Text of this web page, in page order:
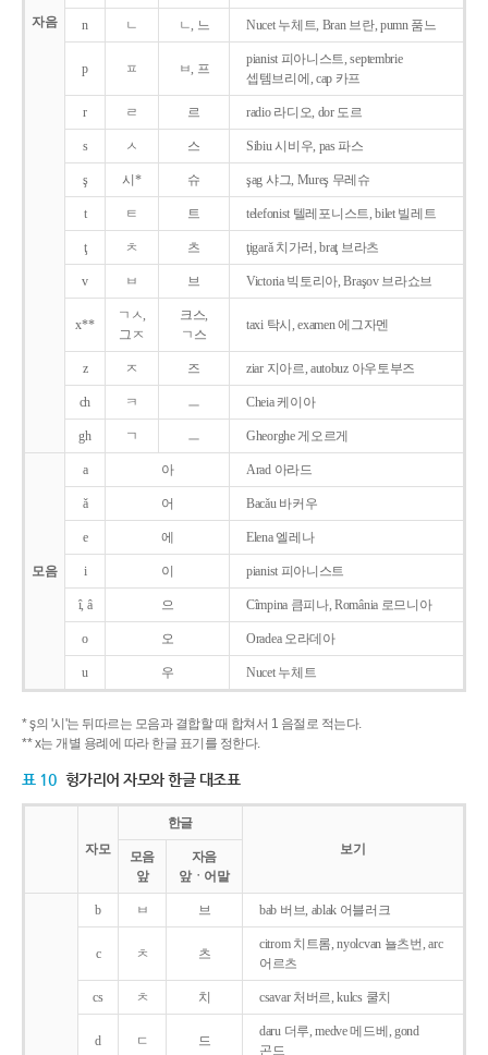
자음 n ㄴ ㄴ, 느 Nucet 누체트, Bran 브란, pumn 품느
p ㅍ ㅂ, 프
pianist 피아니스트, septembrie
셉템브리에, cap 카프
r ㄹ 르 radio 라디오, dor 도르
s ㅅ 스 Sibiu 시비우, pas 파스
ş 시* 슈 şag 샤그, Mureş 무레슈
t ㅌ 트 telefonist 텔레포니스트, bilet 빌레트
ţ ㅊ 츠 ţigarǎ 치가러, braţ 브라츠
v ㅂ 브 Victoria 빅토리아, Braşov 브라쇼브
x**
ㄱㅅ,
그ㅈ
크스,
ㄱ스
taxi 탁시, examen 에그자멘
z ㅈ 즈 ziar 지아르, autobuz 아우토부즈
ch ㅋ ㅡ Cheia 케이아
gh ㄱ ㅡ Gheorghe 게오르게
모음
a 아 Arad 아라드
ǎ 어 Bacǎu 바커우
e 에 Elena 엘레나
i 이 pianist 피아니스트
î, â 으 Cîmpina 큼피나, România 로므니아
o 오 Oradea 오라데아
u 우 Nucet 누체트
* ş의 '시'는 뒤따르는 모음과 결합할 때 합쳐서 1 음절로 적는다.
** x는 개별 용례에 따라 한글 표기를 정한다.
표 10 헝가리어 자모와 한글 대조표
자모
한글
보기
모음
앞
자음
앞ㆍ어말
b ㅂ 브 bab 버브, ablak 어블러크
c ㅊ 츠
citrom 치트롬, nyolcvan 뇰츠번, arc
어르츠
cs ㅊ 치 csavar 처버르, kulcs 쿨치
d ㄷ 드
daru 더루, medve 메드베, gond
곤드